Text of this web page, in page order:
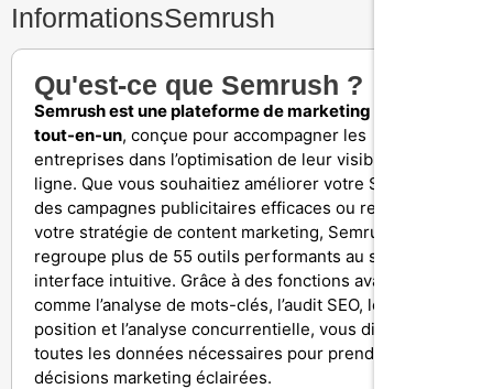
InformationsSemrush
Qu'est-ce que Semrush ?
Semrush est une plateforme de marketing digital
tout-en-un, conçue pour accompagner les
entreprises dans l’optimisation de leur visibilité en
ligne. Que vous souhaitiez améliorer votre SEO, lancer
des campagnes publicitaires efficaces ou renforcer
votre stratégie de content marketing, Semrush
regroupe plus de 55 outils performants au sein d’une
interface intuitive. Grâce à des fonctions avancées
comme l’analyse de mots-clés, l’audit SEO, le suivi de
position et l’analyse concurrentielle, vous disposez de
toutes les données nécessaires pour prendre des
décisions marketing éclairées.